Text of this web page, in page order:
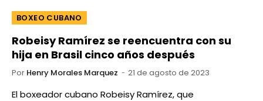
BOXEO CUBANO
Robeisy Ramírez se reencuentra con su
hija en Brasil cinco años después
Por Henry Morales Marquez 21 de agosto de 2023
El boxeador cubano Robeisy Ramírez, que